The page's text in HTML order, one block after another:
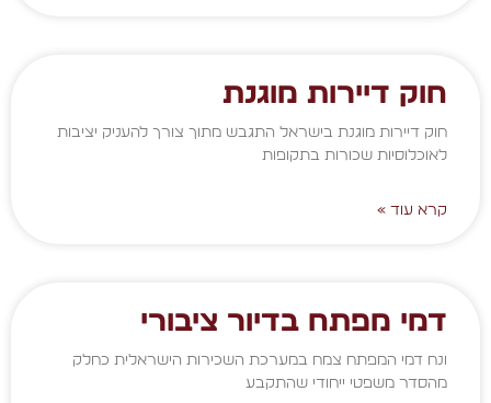
חוק דיירות מוגנת
חוק דיירות מוגנת בישראל התגבש מתוך צורך להעניק יציבות
לאוכלוסיות שכורות בתקופות
קרא עוד »
דמי מפתח בדיור ציבורי
ונח דמי המפתח צמח במערכת השכירות הישראלית כחלק
מהסדר משפטי ייחודי שהתקבע